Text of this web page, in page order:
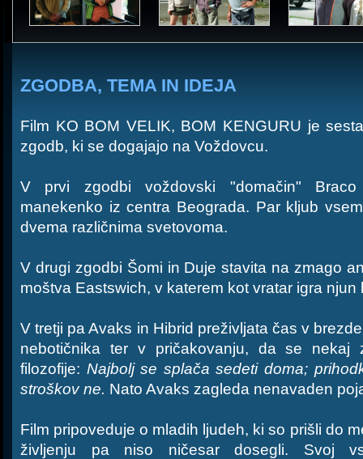
ZGODBA, TEMA IN IDEJA
Film KO BOM VELIK, BOM KENGURU je
zgodb, ki se dogajajo na Voždovcu.
V prvi zgodbi voždovski "domačin"
manekenko iz centra Beograda. Par kljub
dvema različnima svetovoma.
V drugi zgodbi Šomi in Duje stavita na zmago
moštva Eastswich, v katerem kot vratar igra njun
V tretji pa Avaks in Hibrid preživljata čas v
nebotičnika ter v pričakovanju, da se nekaj
filozofije: Najbolj se splača sedeti doma;
stroškov ne. Nato Avaks zagleda nenavaden
Film pripoveduje o mladih ljudeh, ki so prišli do
življenju pa niso ničesar dosegli. Svoj